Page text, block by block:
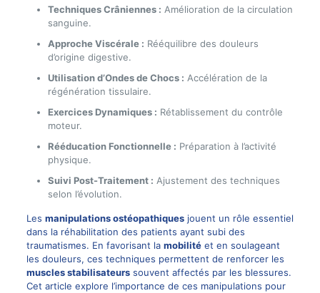
Techniques Crâniennes : Amélioration de la circulation
sanguine.
Approche Viscérale : Rééquilibre des douleurs
d’origine digestive.
Utilisation d’Ondes de Chocs : Accélération de la
régénération tissulaire.
Exercices Dynamiques : Rétablissement du contrôle
moteur.
Rééducation Fonctionnelle : Préparation à l’activité
physique.
Suivi Post-Traitement : Ajustement des techniques
selon l’évolution.
Les manipulations ostéopathiquesjouent un rôle essentiel
dans la réhabilitation des patients ayant subi des
traumatismes. En favorisant la mobilitéet en soulageant
les douleurs, ces techniques permettent de renforcer les
muscles stabilisateurssouvent affectés par les blessures.
Cet article explore l’importance de ces manipulations pour